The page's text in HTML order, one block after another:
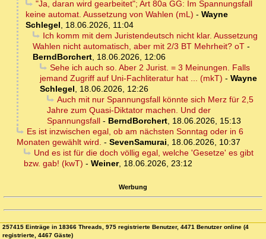
"Ja, daran wird gearbeitet"; Art 80a GG: Im Spannungsfall
keine automat. Aussetzung von Wahlen (mL) - Wayne
Schlegel, 18.06.2026, 11:04
Ich komm mit dem Juristendeutsch nicht klar. Aussetzung
Wahlen nicht automatisch, aber mit 2/3 BT Mehrheit? oT -
BerndBorchert, 18.06.2026, 12:06
Sehe ich auch so. Aber 2 Jurist. = 3 Meinungen. Falls
jemand Zugriff auf Uni-Fachliteratur hat ... (mkT) - Wayne
Schlegel, 18.06.2026, 12:26
Auch mit nur Spannungsfall könnte sich Merz für 2,5
Jahre zum Quasi-Diktator machen. Und der
Spannungsfall - BerndBorchert, 18.06.2026, 15:13
Es ist inzwischen egal, ob am nächsten Sonntag oder in 6
Monaten gewählt wird. - SevenSamurai, 18.06.2026, 10:37
Und es ist für die doch völlig egal, welche 'Gesetze' es gibt
bzw. gab! (kwT) - Weiner, 18.06.2026, 23:12
Werbung
257415 Einträge in 18366 Threads, 975 registrierte Benutzer, 4471 Benutzer online (4
registrierte, 4467 Gäste)